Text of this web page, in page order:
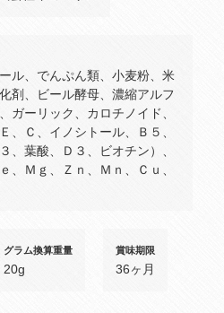
ル、でんぷん類、小麦粉、米
剤、ビール酵母、濃縮アルフ
ガーリック、カロチノイド、
、Ｃ、イノシトール、Ｂ５、
、葉酸、Ｄ３、ビオチン）、
、Ｍｇ、Ｚｎ、Ｍｎ、Ｃｕ、
グラム換算重量
20g
賞味期限
36ヶ月